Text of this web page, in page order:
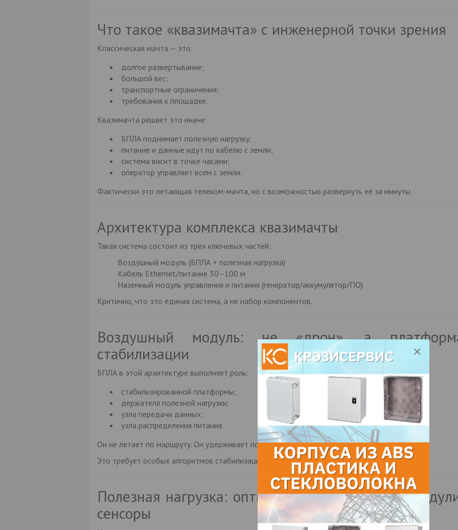
Что такое «квазимачта» с инженерной точки зрения
Классическая мачта — это:
долгое развертывание;
большой вес;
транспортные ограничения;
требования к площадке.
Квазимачта решает это иначе:
БПЛА поднимает полезную нагрузку;
питание и данные идут по кабелю с земли;
система висит в точке часами;
оператор управляет всем с земли.
Фактически это летающая телеком-мачта, но с возможностью развернуть её за минуты.
Архитектура комплекса квазимачты
Такая система состоит из трёх ключевых частей:
Воздушный модуль (БПЛА + полезная нагрузка)
Кабель Ethernet/питание 30–100 м
Наземный модуль управления и питания (генератор/аккумулятор/ПО)
Критично, что это единая система, а не набор компонентов.
Воздушный модуль: не «дрон», а
стабилизации
БПЛА в этой архитектуре выполняет роль:
стабилизированной платформы;
держателя полезной нагрузки;
узла передачи данных;
узла распределения питания.
Он не летает по маршруту. Он удерживает позицию, как мачта.
Это требует особых алгоритмов стабилизации, отличных от классических дронов.
Полезная нагрузка: оптика, тепловизор,
сенсоры